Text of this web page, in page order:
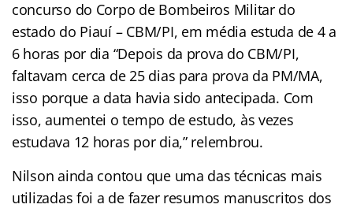
concurso do Corpo de Bombeiros Militar do
estado do Piauí – CBM/PI, em média estuda de 4 a
6 horas por dia “Depois da prova do CBM/PI,
faltavam cerca de 25 dias para prova da PM/MA,
isso porque a data havia sido antecipada. Com
isso, aumentei o tempo de estudo, às vezes
estudava 12 horas por dia,” relembrou.
Nilson ainda contou que uma das técnicas mais
utilizadas foi a de fazer resumos manuscritos dos